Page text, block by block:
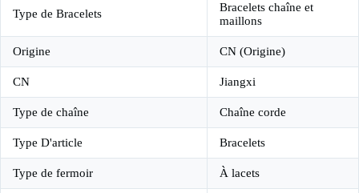
Type de Bracelets
Bracelets chaîne et
maillons
Origine CN (Origine)
CN Jiangxi
Type de chaîne Chaîne corde
Type D'article Bracelets
Type de fermoir À lacets